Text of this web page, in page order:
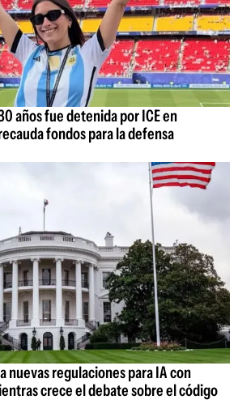
años fue detenida por ICE en
fondos para la defensa
nuevas regulaciones para IA con
crece el debate sobre el código